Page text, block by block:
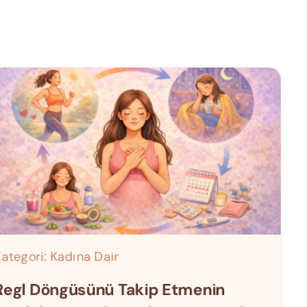
Kadına Dair
Döngüsünü Takip Etmenin